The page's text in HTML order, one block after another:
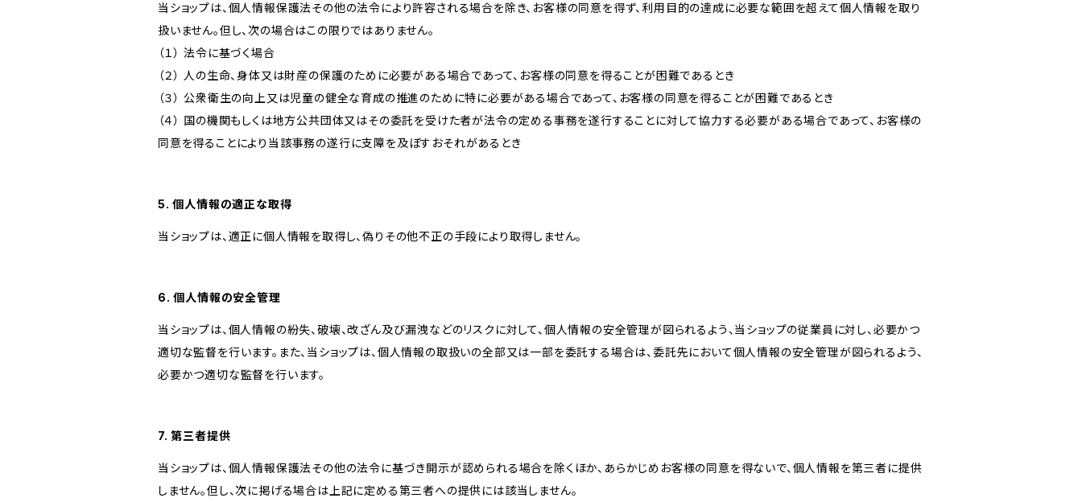
当ショップは、個人情報保護法その他の法令により許容される場合を除き、お客様の同意を得ず、利用目的の達成に必要な範囲を超えて個人情報を取り
扱いません。但し、次の場合はこの限りではありません。
（１） 法令に基づく場合
（２） 人の生命、身体又は財産の保護のために必要がある場合であって、お客様の同意を得ることが困難であるとき
（３） 公衆衛生の向上又は児童の健全な育成の推進のために特に必要がある場合であって、お客様の同意を得ることが困難であるとき
（４） 国の機関もしくは地方公共団体又はその委託を受けた者が法令の定める事務を遂行することに対して協力する必要がある場合であって、お客様の
同意を得ることにより当該事務の遂行に支障を及ぼすおそれがあるとき
5. 個人情報の適正な取得
当ショップは、適正に個人情報を取得し、偽りその他不正の手段により取得しません。
6. 個人情報の安全管理
当ショップは、個人情報の紛失、破壊、改ざん及び漏洩などのリスクに対して、個人情報の安全管理が図られるよう、当ショップの従業員に対し、必要かつ
適切な監督を行います。また、当ショップは、個人情報の取扱いの全部又は一部を委託する場合は、委託先において個人情報の安全管理が図られるよう、
必要かつ適切な監督を行います。
7. 第三者提供
当ショップは、個人情報保護法その他の法令に基づき開示が認められる場合を除くほか、あらかじめお客様の同意を得ないで、個人情報を第三者に提供
しません。但し、次に掲げる場合は上記に定める第三者への提供には該当しません。